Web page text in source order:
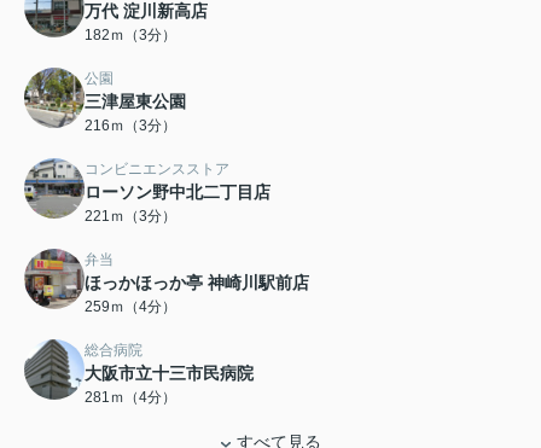
万代 淀川新高店
182ｍ（3分）
公園
三津屋東公園
216ｍ（3分）
コンビニエンスストア
ローソン野中北二丁目店
221ｍ（3分）
弁当
ほっかほっか亭 神崎川駅前店
259ｍ（4分）
総合病院
大阪市立十三市民病院
281ｍ（4分）
すべて見る